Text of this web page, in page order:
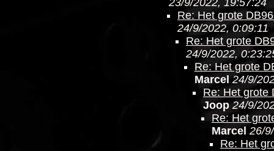
23/9/2022, 19:57:24
Re: Het grote
24/9/2022, 0:09:11
Re: Het grote
24/9/2022,
Re: Het grote
Marcel 24/9/
Re: Het grote
Joop 24/9/
Re: Het
Marcel 26/
Re: Het